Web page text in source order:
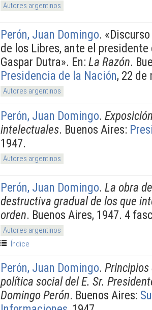
Autores argentinos
Perón, Juan Domingo.
de los Libres, ante el
Gaspar Dutra». En: La Razón.
Presidencia de la Nación, 22 de
Autores argentinos
Perón, Juan Domingo.
intelectuales. Buenos Aires:
1947.
Autores argentinos
Perón, Juan Domingo. La obra
destructiva gradual de los que
orden. Buenos Aires, 1947. 4
Autores argentinos
Índice
Perón, Juan Domingo.
política social del E. Sr.
Domingo Perón. Buenos Aires: